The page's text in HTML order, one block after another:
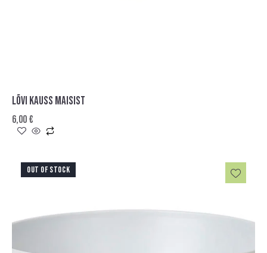
LÕVI KAUSS MAISIST
6,00€
OUT OF STOCK